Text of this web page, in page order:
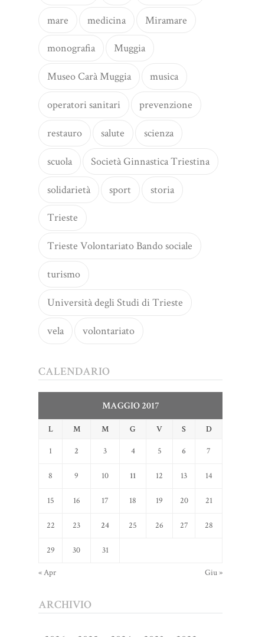
mare medicina Miramare
monografia Muggia
Museo Carà Muggia musica
operatori sanitari prevenzione
restauro salute scienza
scuola Società Ginnastica Triestina
solidarietà sport storia
Trieste
Trieste Volontariato Bando sociale
turismo
Università degli Studi di Trieste
vela volontariato
CALENDARIO
MAGGIO 2017
L M M G V S D
1 2 3 4 5 6 7
8 9 10 11 12 13 14
15 16 17 18 19 20 21
22 23 24 25 26 27 28
29 30 31
« Apr Giu »
ARCHIVIO